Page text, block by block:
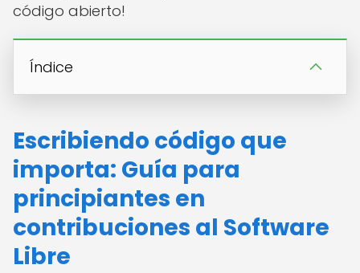
código abierto!
Índice
Escribiendo código que
importa: Guía para
principiantes en
contribuciones al Software
Libre